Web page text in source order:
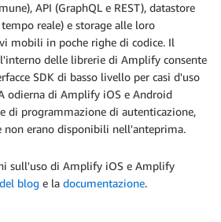
API (GraphQL e REST), datastore
reale) e storage alle loro
mobili in poche righe di codice. Il
delle librerie di Amplify consente
SDK di basso livello per casi d'uso
odierna di Amplify iOS e Android
di programmazione di autenticazione,
non erano disponibili nell'anteprima.
sull'uso di Amplify iOS e Amplify
blog e la documentazione.